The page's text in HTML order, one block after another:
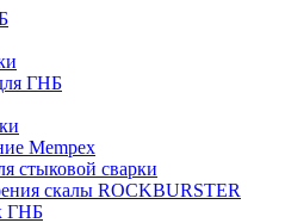
ГНБ
Mempex
стыковой сварки
скалы ROCKBURSTER
ГНБ